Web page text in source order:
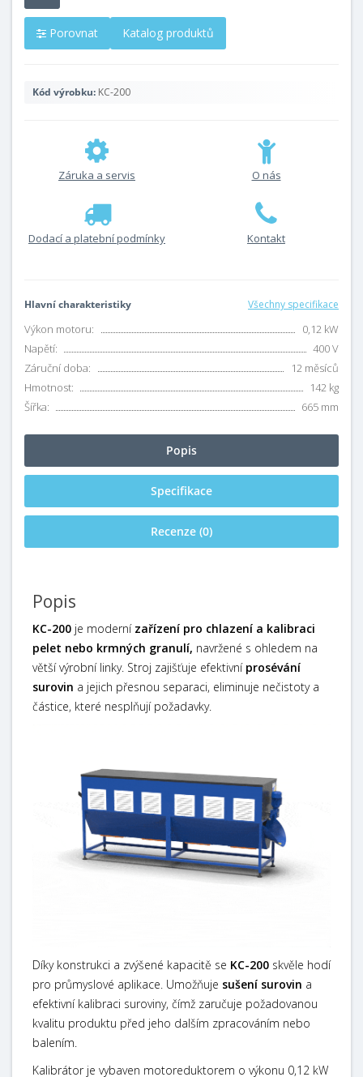
Porovnat Katalog produktů
Kód výrobku: KC-200
Záruka a servis O nás
Dodací a platební podmínky Kontakt
Hlavní charakteristiky Všechny specifikace
Výkon motoru:
0,12 kW
Napětí:
400 V
Záruční doba:
12 měsíců
Hmotnost:
142 kg
Šířka:
665 mm
Popis
Specifikace
Recenze (0)
Popis
KC-200 je moderní zařízení pro chlazení a kalibraci
pelet nebo krmných granulí, navržené s ohledem na
větší výrobní linky. Stroj zajišťuje efektivní prosévání
surovin a jejich přesnou separaci, eliminuje nečistoty a
částice, které nesplňují požadavky.
Díky konstrukci a zvýšené kapacitě se KC-200 skvěle hodí
pro průmyslové aplikace. Umožňuje sušení surovin a
efektivní kalibraci suroviny, čímž zaručuje požadovanou
kvalitu produktu před jeho dalším zpracováním nebo
balením.
Kalibrátor je vybaven motoreduktorem o výkonu 0,12 kW